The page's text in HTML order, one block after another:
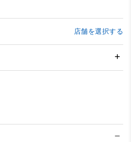
店舗を選択する